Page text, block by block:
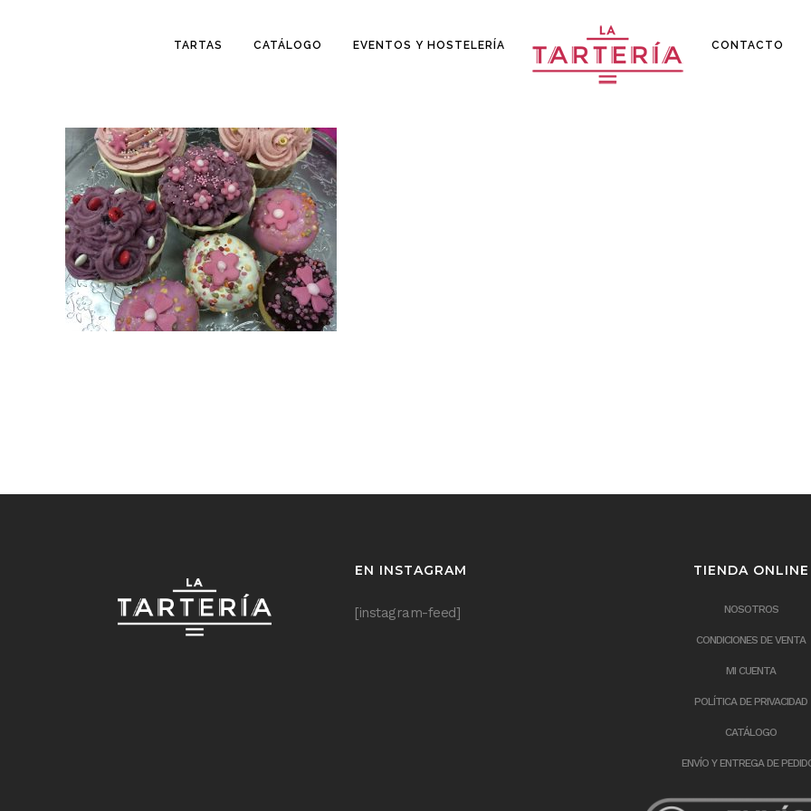
TARTAS CATÁLOGO EVENTOS Y HOSTELERÍA CONTACTO
EN INSTAGRAM
[instagram-feed]
TIENDA ONLINE
NOSOTROS
CONDICIONES DE VENTA
MI CUENTA
POLÍTICA DE PRIVACIDAD
CATÁLOGO
ENVÍO Y ENTREGA DE